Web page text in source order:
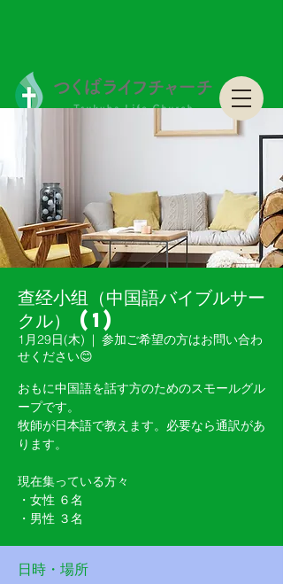
つくばライフチャーチ Tsukuba Life Church
つくばライフチャーチ Tsukuba Life Church
查经小组（中国語バイブルサー
クル） (1)
1月29日(木)
  |
参加ご希望の方はお問い合わ
せください😊
おもに中国語を話す方のためのスモールグル
ープです。
牧師が日本語で教えます。必要なら通訳があ
ります。
現在集っている方々
・女性 ６名
・男性 ３名
日時・場所